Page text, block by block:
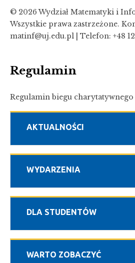
AKTUALNOŚCI
WYDARZENIA
DLA STUDENTÓW
WARTO ZOBACZYĆ
© 2026 Wydział Matematyki i
Wszystkie prawa zastrzeżone.
matinf@uj.edu.pl | Telefon: +48
Regulamin
Regulamin biegu charytatywnego